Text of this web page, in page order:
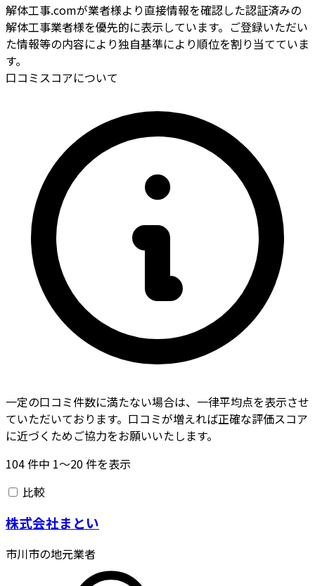
解体工事.comが業者様より直接情報を確認した認証済みの
解体工事業者様を優先的に表示しています。ご登録いただい
た情報等の内容により独自基準により順位を割り当てていま
す。
口コミスコアについて
一定の口コミ件数に満たない場合は、一律平均点を表示させ
ていただいております。口コミが増えれば正確な評価スコア
に近づくためご協力をお願いいたします。
104件中 1〜20件を表示
比較
株式会社まとい
市川市の地元業者